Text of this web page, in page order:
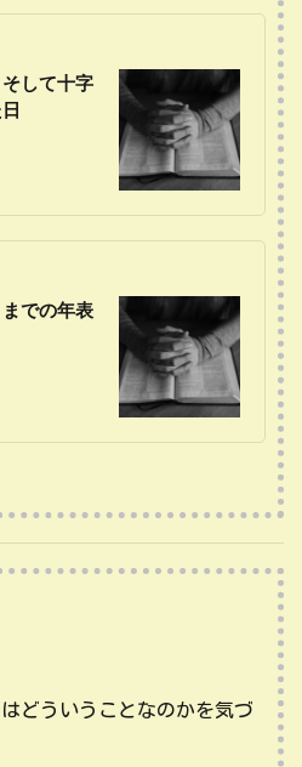
して十字
での年表
どういうことなのかを気づ